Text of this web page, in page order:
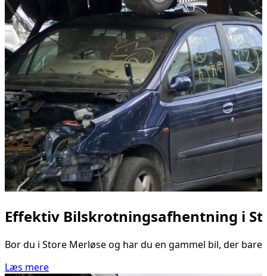
Effektiv Bilskrotningsafhentning i
Bor du i Store Merløse og har du en gammel bil, der
Læs mere